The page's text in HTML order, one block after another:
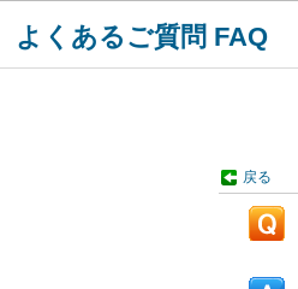
よくあるご質問 FAQ
戻る